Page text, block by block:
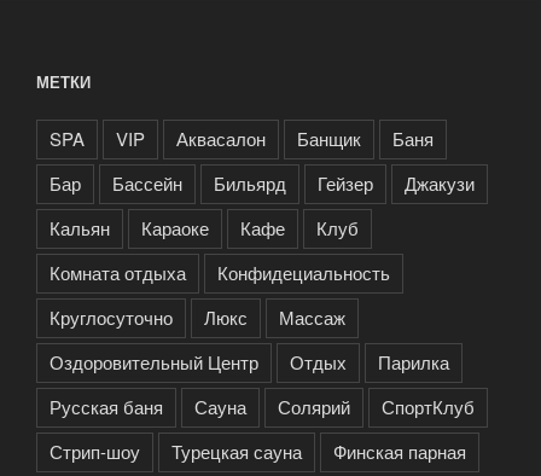
МЕТКИ
SPA VIP Аквасалон Банщик
Баня
Бар
Бассейн Бильярд Гейзер
Джакузи
Кальян
Караоке Кафе
Клуб
Комната отдыха
Конфидециальность
Круглосуточно
Люкс
Массаж
Оздоровительный Центр
Отдых
Парилка
Русская баня
Сауна Солярий
СпортКлуб
Стрип-шоу
Турецкая сауна
Финская парная